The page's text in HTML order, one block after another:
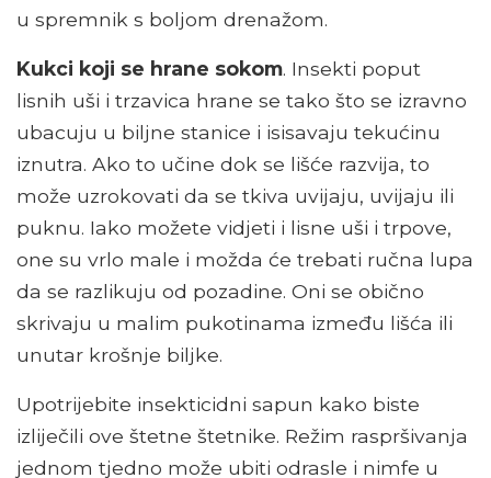
u spremnik s boljom drenažom.
Kukci koji se hrane sokom. Insekti poput
lisnih uši i trzavica hrane se tako što se izravno
ubacuju u biljne stanice i isisavaju tekućinu
iznutra. Ako to učine dok se lišće razvija, to
može uzrokovati da se tkiva uvijaju, uvijaju ili
puknu. Iako možete vidjeti i lisne uši i trpove,
one su vrlo male i možda će trebati ručna lupa
da se razlikuju od pozadine. Oni se obično
skrivaju u malim pukotinama između lišća ili
unutar krošnje biljke.
Upotrijebite insekticidni sapun kako biste
izliječili ove štetne štetnike. Režim raspršivanja
jednom tjedno može ubiti odrasle i nimfe u